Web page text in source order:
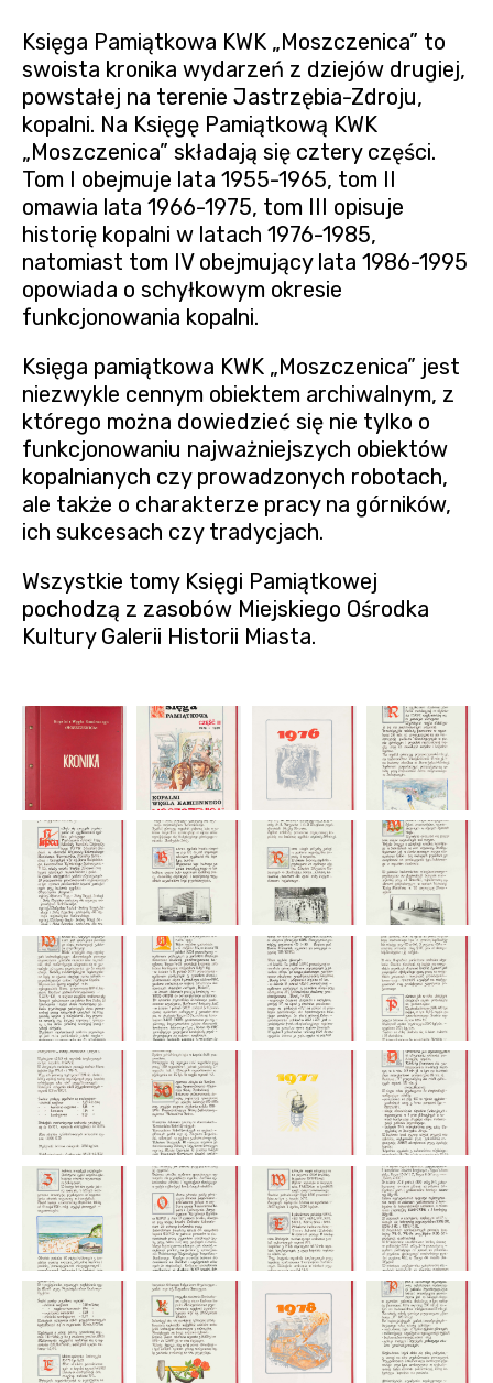
Księga Pamiątkowa KWK „Moszczenica” to
swoista kronika wydarzeń z dziejów drugiej,
powstałej na terenie Jastrzębia-Zdroju,
kopalni. Na Księgę Pamiątkową KWK
„Moszczenica” składają się cztery części.
Tom I obejmuje lata 1955-1965, tom II
omawia lata 1966-1975, tom III opisuje
historię kopalni w latach 1976-1985,
natomiast tom IV obejmujący lata 1986-1995
opowiada o schyłkowym okresie
funkcjonowania kopalni.
Księga pamiątkowa KWK „Moszczenica” jest
niezwykle cennym obiektem archiwalnym, z
którego można dowiedzieć się nie tylko o
funkcjonowaniu najważniejszych obiektów
kopalnianych czy prowadzonych robotach,
ale także o charakterze pracy na górników,
ich sukcesach czy tradycjach.
Wszystkie tomy Księgi Pamiątkowej
pochodzą z zasobów Miejskiego Ośrodka
Kultury Galerii Historii Miasta.